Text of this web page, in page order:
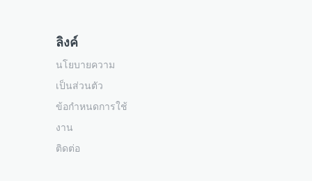
ลิงค์
นโยบายความ
เป็นส่วนตัว
ข้อกำหนดการใช้
งาน
ติดต่อ